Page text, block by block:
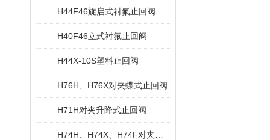
H44F46旋启式衬氟止回阀
H40F46立式衬氟止回阀
H44X-10S塑料止回阀
H76H、H76X对夹蝶式止回阀
H71H对夹升降式止回阀